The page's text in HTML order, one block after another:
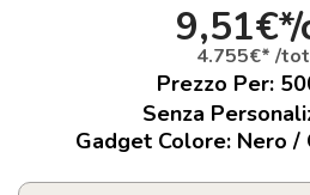
9,51€*/
4.755€* /
Prezzo Per:
Senza
Gadget Colore: Nero /